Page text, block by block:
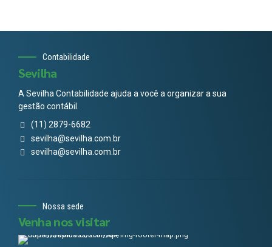
Contabilidade
Sevilha
A Sevilha Contabilidade ajuda a você a organizar a sua
gestão contábil.
(11) 2879-6682
sevilha@sevilha.com.br
sevilha@sevilha.com.br
Nossa sede
Venha nos visitar